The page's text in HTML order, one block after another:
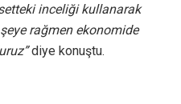
inceliği kullanarak
rağmen ekonomide
diye konuştu.